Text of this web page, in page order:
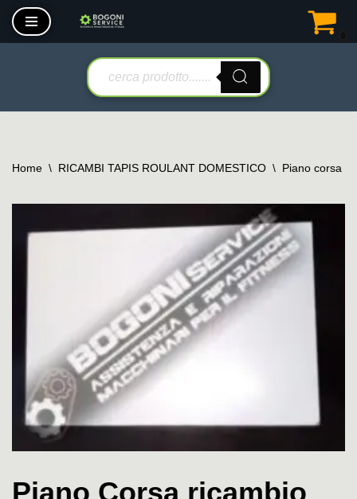
Vai
Home \ RICAMBI TAPIS ROULANT DOMESTICO \ Piano corsa
Piano Corsa ricambio